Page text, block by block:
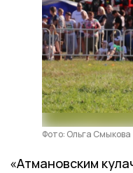
Фото: Ольга Смыкова
«Атмановским